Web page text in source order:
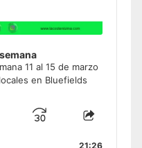
11 al 15 de marzo
en Bluefields
Jump
Forward
Share
21:26